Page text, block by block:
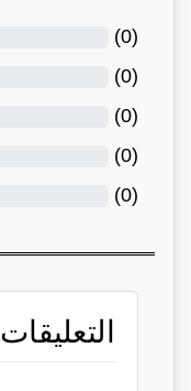
(
0
)
(
0
)
(
0
)
(
0
)
(
0
)
التعليقات